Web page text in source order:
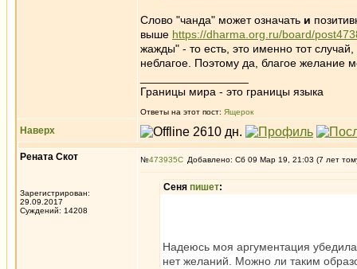
Слово "чанда" может означать и
выше https://dharma.org.ru/board/
жажды" - то есть, это именно тот случай,
неблагое. Поэтому да, благое желание
Границы мира - это границы языка
Ответы на этот пост: Ящерок
Наверх
Рената Скот
Зарегистрирован:
29.09.2017
Суждений: 14208
№473935 Добавлено: Сб 09 Мар 19, 21:03 (7 лет
Сеня пишет:
Надеюсь моя аргументация
нет желаний. Можно ли таким